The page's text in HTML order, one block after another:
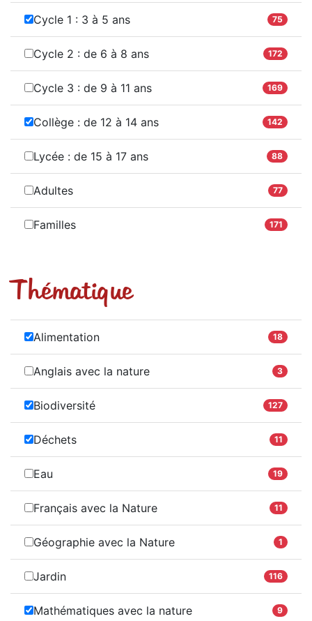
Cycle 1 : 3 à 5 ans 75
Cycle 2 : de 6 à 8 ans 172
Cycle 3 : de 9 à 11 ans 169
Collège : de 12 à 14 ans 142
Lycée : de 15 à 17 ans 88
Adultes 77
Familles 171
Thématique
Alimentation 18
Anglais avec la nature 3
Biodiversité 127
Déchets 11
Eau 19
Français avec la Nature 11
Géographie avec la Nature 1
Jardin 116
Mathématiques avec la nature 9